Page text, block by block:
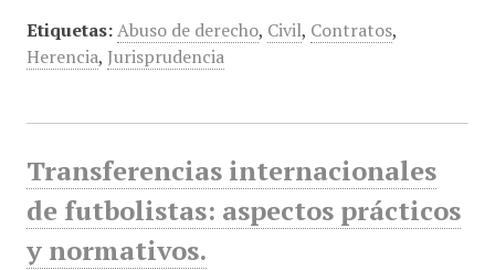
Etiquetas: Abuso de derecho, Civil, Contratos,
Herencia, Jurisprudencia
Transferencias internacionales
de futbolistas: aspectos prácticos
y normativos.